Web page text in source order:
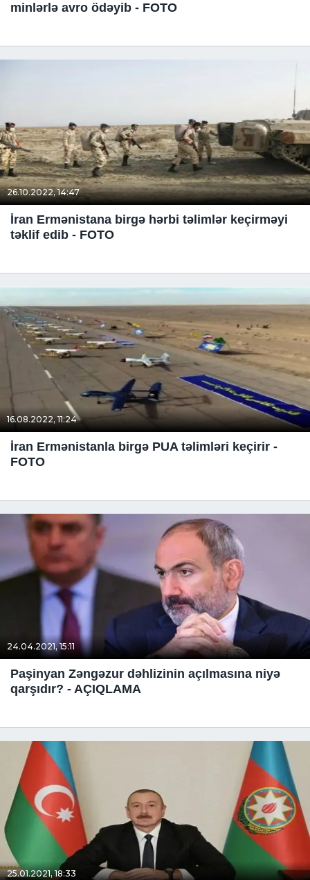
minlərlə avro ödəyib - FOTO
26.10.2022, 14:47
İran Ermənistana birgə hərbi təlimlər keçirməyi
təklif edib - FOTO
16.08.2022, 11:24
İran Ermənistanla birgə PUA təlimləri keçirir -
FOTO
24.04.2021, 15:11
Paşinyan Zəngəzur dəhlizinin açılmasına niyə
qarşıdır? - AÇIQLAMA
25.01.2021, 18:33